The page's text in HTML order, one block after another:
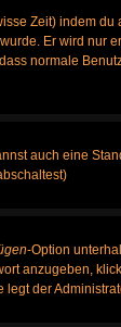
Zeit) indem du
Er wird nur
normale
auch eine
-Option
anzugeben,
der